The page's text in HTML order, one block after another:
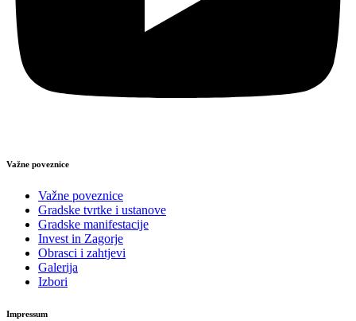
Važne poveznice
Važne poveznice
Gradske tvrtke i ustanove
Gradske manifestacije
Invest in Zagorje
Obrasci i zahtjevi
Galerija
Izbori
Impressum